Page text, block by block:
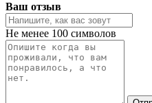
Ваш отзыв
Не менее 100 символов